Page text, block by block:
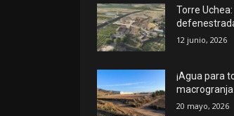
Torre
12 junio, 2026
¡Agua para
20 mayo, 2026